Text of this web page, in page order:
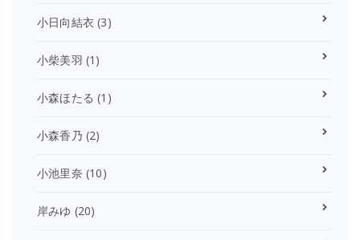
小日向結衣 (3)
小柴美羽 (1)
小森ほたる (1)
小森香乃 (2)
小池里奈 (10)
岸みゆ (20)